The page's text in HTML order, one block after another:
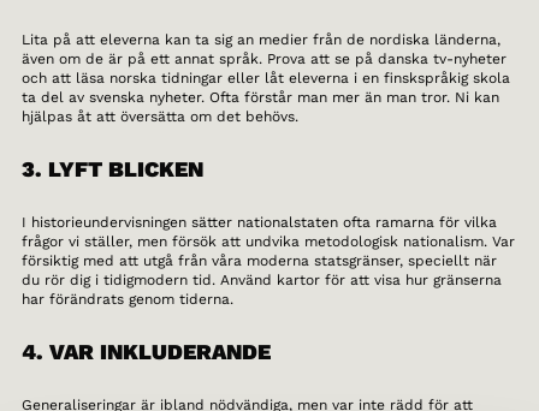
Lita på att eleverna kan ta sig an medier från de nordiska länderna,
även om de är på ett annat språk. Prova att se på danska tv-nyheter
och att läsa norska tidningar eller låt eleverna i en finskspråkig skola
ta del av svenska nyheter. Ofta förstår man mer än man tror. Ni kan
hjälpas åt att översätta om det behövs.
3. LYFT BLICKEN
I historieundervisningen sätter nationalstaten ofta ramarna för vilka
frågor vi ställer, men försök att undvika metodologisk nationalism. Var
försiktig med att utgå från våra moderna statsgränser, speciellt när
du rör dig i tidigmodern tid. Använd kartor för att visa hur gränserna
har förändrats genom tiderna.
4. VAR INKLUDERANDE
Generaliseringar är ibland nödvändiga, men var inte rädd för att